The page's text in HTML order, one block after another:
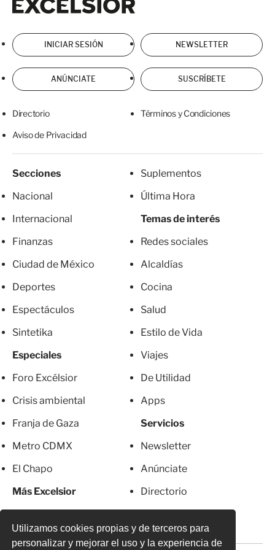
Utilizamos cookies propias y de terceros para
personalizar y mejorar el uso y la experiencia de
INICIAR SESIÓN NEWSLETTER
ANÚNCIATE SUSCRÍBETE
Directorio Términos y Condiciones
Aviso de Privacidad
Secciones
Nacional
Internacional
Finanzas
Ciudad de México
Deportes
Espectáculos
Sintetika
Especiales
Foro Excélsior
Crisis ambiental
Franja de Gaza
Metro CDMX
El Chapo
Más Excelsior
Suplementos
Última Hora
Temas de interés
Redes sociales
Alcaldías
Cocina
Salud
Estilo de Vida
Viajes
De Utilidad
Apps
Servicios
Newsletter
Anúnciate
Directorio